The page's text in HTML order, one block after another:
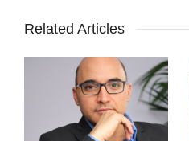
Related Articles